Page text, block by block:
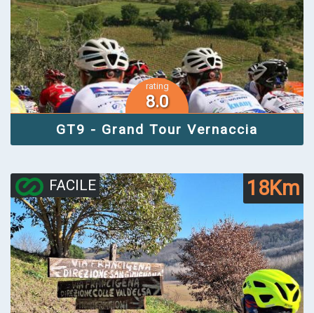
rating
8.0
GT9 - Grand Tour Vernaccia
FACILE 18Km